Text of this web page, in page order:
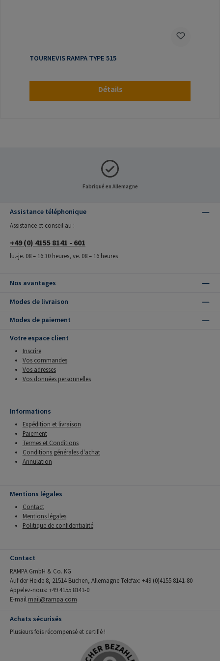
TOURNEVIS RAMPA TYPE 515
Détails
Fabriqué en Allemagne
Assistance téléphonique
Assistance et conseil au :
+49 (0) 4155 8141 - 601
lu.-je. 08 – 16:30 heures, ve. 08 – 16 heures
Nos avantages
Modes de livraison
Modes de paiement
Votre espace client
Inscrire
Vos commandes
Vos adresses
Vos données personnelles
Informations
Expédition et livraison
Paiement
Termes et Conditions
Conditions générales d'achat
Annulation
Mentions légales
Contact
Mentions légales
Politique de confidentialité
Contact
RAMPA GmbH & Co. KG
Auf der Heide 8, 21514 Büchen, Allemagne Telefax: +49 (0)4155 8141-80
Appelez-nous: +49 4155 8141-0
E-mail mail@rampa.com
Achats sécurisés
Plusieurs fois récompensé et certifié !